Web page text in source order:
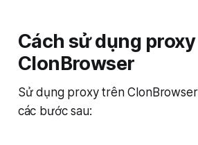
Cách sử dụng
ClonBrowser
Sử dụng proxy trên
các bước sau: